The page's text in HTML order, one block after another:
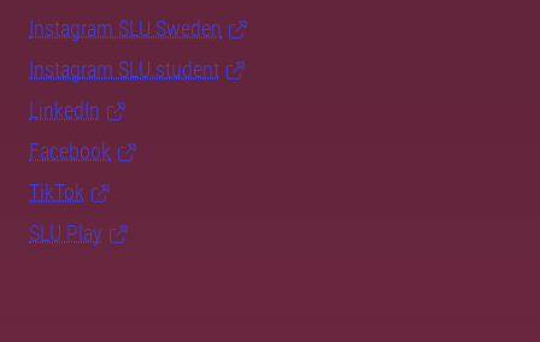
Instagram SLU.Sweden
Instagram SLU.student
LinkedIn
Facebook
TikTok
SLU Play